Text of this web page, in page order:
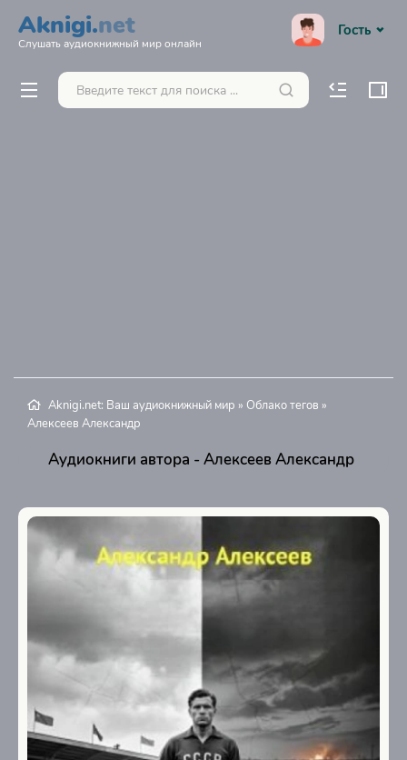
Aknigi.net
Слушать аудиокнижный мир онлайн
Гость
Aknigi.net: Ваш аудиокнижный мир » Облако тегов »
Алексеев Александр
Аудиокниги автора - Алексеев Александр